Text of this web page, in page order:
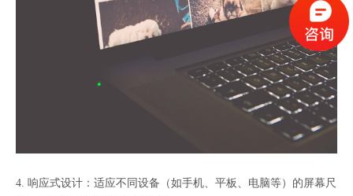
4. 响应式设计：适应不同设备（如手机、平板、电脑等）的屏幕尺